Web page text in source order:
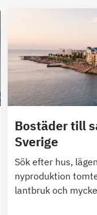
Bostäder till
Sverige
Sök efter hus,
nyproduktion
lantbruk och